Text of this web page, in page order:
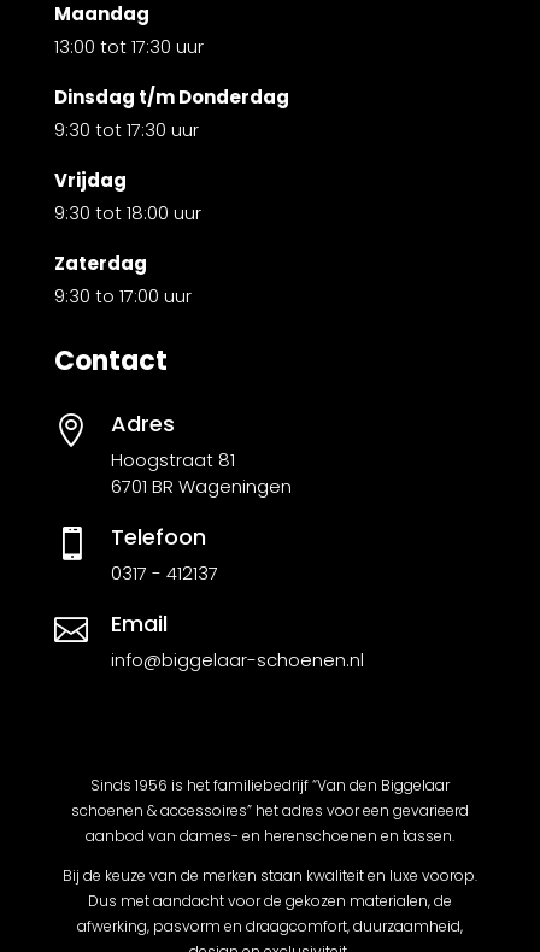
Maandag
13:00 tot 17:30 uur
Dinsdag t/m Donderdag
9:30 tot 17:30 uur
Vrijdag
9:30 tot 18:00 uur
Zaterdag
9:30 to 17:00 uur
Contact
 Adres
Hoogstraat 81
6701 BR Wageningen
 Telefoon
0317 - 412137
 Email
info@biggelaar-schoenen.nl
Sinds 1956 is het familiebedrijf “Van den Biggelaar
schoenen & accessoires” het adres voor een gevarieerd
aanbod van dames- en herenschoenen en tassen.
Bij de keuze van de merken staan kwaliteit en luxe voorop.
Dus met aandacht voor de gekozen materialen, de
afwerking, pasvorm en draagcomfort, duurzaamheid,